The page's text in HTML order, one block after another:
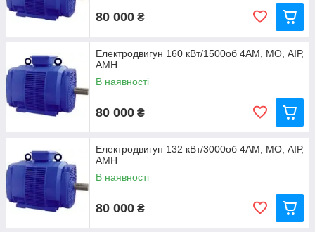
80 000 ₴
Електродвигун 160 кВт/1500об 4АМ, МО, АІР,
АМН
В наявності
80 000 ₴
Електродвигун 132 кВт/3000об 4АМ, МО, АІР,
АМН
В наявності
80 000 ₴